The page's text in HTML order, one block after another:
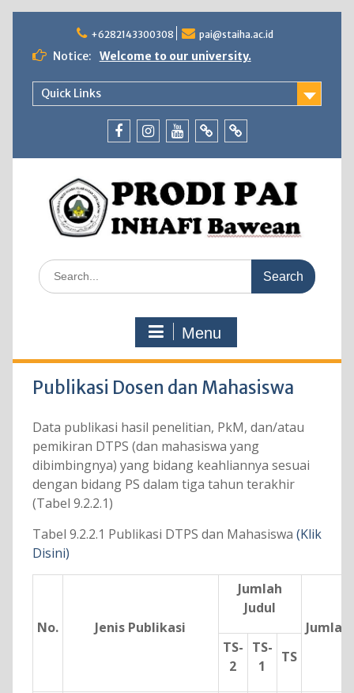
content
+6282143300308 pai@staiha.ac.id
Notice: Welcome to our university.
Quick Links
Search
for:
Menu
Publikasi Dosen dan Mahasiswa
Data publikasi hasil penelitian, PkM, dan/atau
pemikiran DTPS (dan mahasiswa yang
dibimbingnya) yang bidang keahliannya sesuai
dengan bidang PS dalam tiga tahun terakhir
(Tabel 9.2.2.1)
Tabel 9.2.2.1 Publikasi DTPS dan Mahasiswa (Klik
Disini)
No. Jenis Publikasi
Jumlah
Judul
Jumlah
TS-
2
TS-
1
TS